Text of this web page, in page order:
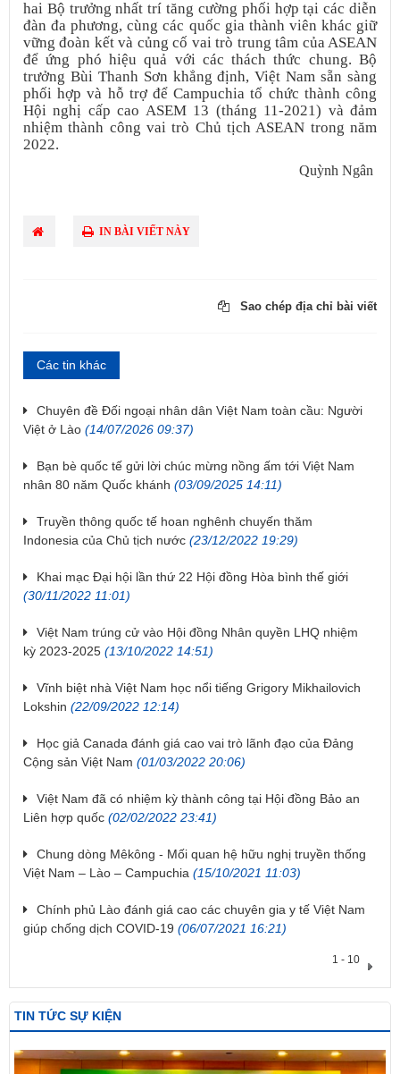
hai Bộ trưởng nhất trí tăng cường phối hợp tại các diễn
đàn đa phương, cùng các quốc gia thành viên khác giữ
vững đoàn kết và củng cố vai trò trung tâm của ASEAN
để ứng phó hiệu quả với các thách thức chung. Bộ
trưởng Bùi Thanh Sơn khẳng định, Việt Nam sẵn sàng
phối hợp và hỗ trợ để Campuchia tổ chức thành công
Hội nghị cấp cao ASEM 13 (tháng 11-2021) và đảm
nhiệm thành công vai trò Chủ tịch ASEAN trong năm
2022.
Quỳnh Ngân
IN BÀI VIẾT NÀY
Sao chép địa chỉ bài viết
Các tin khác
Chuyên đề Đối ngoại nhân dân Việt Nam toàn cầu: Người
Việt ở Lào (14/07/2026 09:37)
Bạn bè quốc tế gửi lời chúc mừng nồng ấm tới Việt Nam
nhân 80 năm Quốc khánh (03/09/2025 14:11)
Truyền thông quốc tế hoan nghênh chuyến thăm
Indonesia của Chủ tịch nước (23/12/2022 19:29)
Khai mạc Đại hội lần thứ 22 Hội đồng Hòa bình thế giới
(30/11/2022 11:01)
Việt Nam trúng cử vào Hội đồng Nhân quyền LHQ nhiệm
kỳ 2023-2025 (13/10/2022 14:51)
Vĩnh biệt nhà Việt Nam học nổi tiếng Grigory Mikhailovich
Lokshin (22/09/2022 12:14)
Học giả Canada đánh giá cao vai trò lãnh đạo của Đảng
Cộng sản Việt Nam (01/03/2022 20:06)
Việt Nam đã có nhiệm kỳ thành công tại Hội đồng Bảo an
Liên hợp quốc (02/02/2022 23:41)
Chung dòng Mêkông - Mối quan hệ hữu nghị truyền thống
Việt Nam – Lào – Campuchia (15/10/2021 11:03)
Chính phủ Lào đánh giá cao các chuyên gia y tế Việt Nam
giúp chống dịch COVID-19 (06/07/2021 16:21)
1 - 10
TIN TỨC SỰ KIỆN